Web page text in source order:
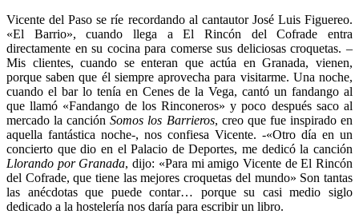
Vicente del Paso se ríe recordando al cantautor José Luis Figuereo.
«El Barrio», cuando llega a El Rincón del Cofrade entra
directamente en su cocina para comerse sus deliciosas croquetas. –
Mis clientes, cuando se enteran que actúa en Granada, vienen,
porque saben que él siempre aprovecha para visitarme. Una noche,
cuando el bar lo tenía en Cenes de la Vega, cantó un fandango al
que llamó «Fandango de los Rinconeros» y poco después saco al
mercado la canciónSomos los Barrieros, creo que fue inspirado en
aquella fantástica noche-, nos confiesa Vicente. -«Otro día en un
concierto que dio en el Palacio de Deportes, me dedicó la canción
Llorando por Granada, dijo: «Para mi amigo Vicente de El Rincón
del Cofrade, que tiene las mejores croquetas del mundo» Son tantas
las anécdotas que puede contar… porque su casi medio siglo
dedicado a la hostelería nos daría para escribir un libro.